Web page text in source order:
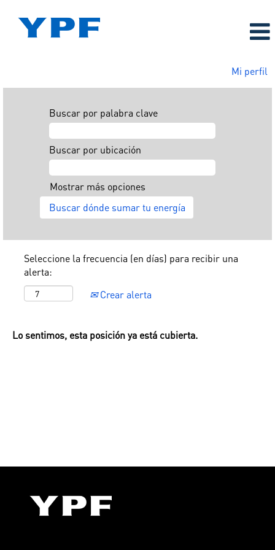
Mi perfil
Buscar por palabra clave
Buscar por ubicación
Mostrar más opciones
Seleccione la frecuencia (en días) para recibir una
alerta:
Crear alerta
Lo sentimos, esta posición ya está cubierta.